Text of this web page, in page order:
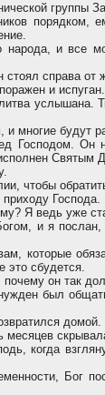
группы
и все
справа от
и испуган.
услышана.
и многие будут
Господом. Он
Святым
чтобы
Господа.
Я ведь уже
и я
которые
это сбудется.
он так
был
домой.
месяцев
когда
Бог